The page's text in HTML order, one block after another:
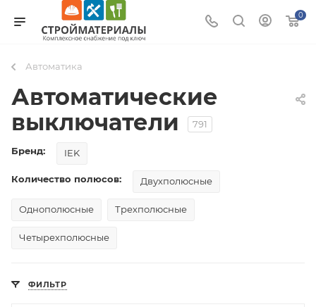
0
Автоматика
Автоматические
выключатели
791
Бренд: IEK
Количество полюсов: Двухполюсные
Однополюсные Трехполюсные
Четырехполюсные
ФИЛЬТР